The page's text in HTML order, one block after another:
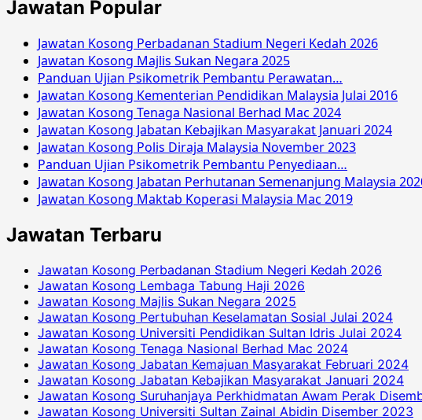
2016
Jawatan Popular
Jawatan Kosong Perbadanan Stadium Negeri Kedah 2026
Jawatan Kosong Majlis Sukan Negara 2025
Panduan Ujian Psikometrik Pembantu Perawatan…
Jawatan Kosong Kementerian Pendidikan Malaysia Julai 2016
Jawatan Kosong Tenaga Nasional Berhad Mac 2024
Jawatan Kosong Jabatan Kebajikan Masyarakat Januari 2024
Jawatan Kosong Polis Diraja Malaysia November 2023
Panduan Ujian Psikometrik Pembantu Penyediaan…
Jawatan Kosong Jabatan Perhutanan Semenanjung Malaysia
Jawatan Kosong Maktab Koperasi Malaysia Mac 2019
Jawatan Terbaru
Jawatan Kosong Perbadanan Stadium Negeri Kedah 2026
Jawatan Kosong Lembaga Tabung Haji 2026
Jawatan Kosong Majlis Sukan Negara 2025
Jawatan Kosong Pertubuhan Keselamatan Sosial Julai 2024
Jawatan Kosong Universiti Pendidikan Sultan Idris Julai 2024
Jawatan Kosong Tenaga Nasional Berhad Mac 2024
Jawatan Kosong Jabatan Kemajuan Masyarakat Februari 2024
Jawatan Kosong Jabatan Kebajikan Masyarakat Januari 2024
Jawatan Kosong Suruhanjaya Perkhidmatan Awam Perak
Jawatan Kosong Universiti Sultan Zainal Abidin Disember 2023